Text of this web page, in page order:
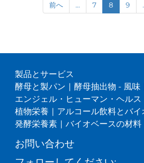
前へ ... 7 8 9
製品とサービス
酵母と製パン | 酵母抽出物 - 風味
エンジェル・ヒューマン・ヘルス
植物栄養 | アルコール飲料とバイ
発酵栄養素 | バイオベースの材料
お問い合わせ